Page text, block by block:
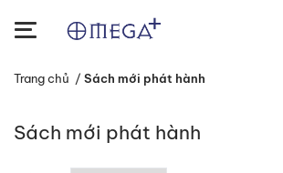
Trang chủ / Sách mới phát hành
Sách mới phát hành